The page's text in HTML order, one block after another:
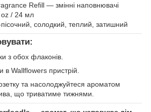
Refill — змінні наповнювачі
/ 24 мл
пісочний, солодкий, теплий, затишний
з обох флаконів.
в Wallflowers пристрій.
та насолоджуйтеся ароматом
що триватиме тижнями.